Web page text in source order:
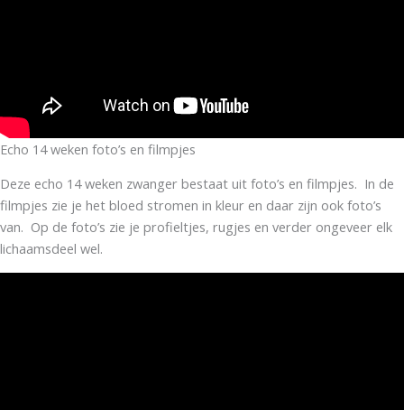
Echo 14 weken foto’s en filmpjes
Deze echo 14 weken zwanger bestaat uit foto’s en filmpjes. In de
filmpjes zie je het bloed stromen in kleur en daar zijn ook foto’s
van. Op de foto’s zie je profieltjes, rugjes en verder ongeveer elk
lichaamsdeel wel.